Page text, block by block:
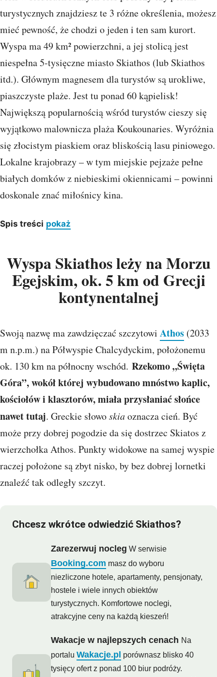
turystycznych znajdziesz te 3 różne określenia, możesz
mieć pewność, że chodzi o jeden i ten sam kurort.
Wyspa ma 49 km² powierzchni, a jej stolicą jest
niespełna 5-tysięczne miasto Skiathos (lub Skiathos
itd.). Głównym magnesem dla turystów są urokliwe,
piaszczyste plaże. Jest tu ponad 60 kąpielisk!
Największą popularnością wśród turystów cieszy się
wyjątkowo malownicza plaża Koukounaries. Wyróżnia
się złocistym piaskiem oraz bliskością lasu piniowego.
Lokalne krajobrazy – w tym miejskie pejzaże pełne
białych domków z niebieskimi okiennicami – powinni
doskonale znać miłośnicy kina.
Spis treści pokaż
Wyspa Skiathos leży na Morzu
Egejskim, ok. 5 km od Grecji
kontynentalnej
Swoją nazwę ma zawdzięczać szczytowi Athos (2033
m n.p.m.) na Półwyspie Chalcydyckim, położonemu
ok. 130 km na północny wschód. Rzekomo „Święta
Góra”, wokół której wybudowano mnóstwo kaplic,
kościołów i klasztorów, miała przysłaniać słońce
nawet tutaj. Greckie słowoskiaoznacza cień. Być
może przy dobrej pogodzie da się dostrzec Skiatos z
wierzchołka Athos. Punkty widokowe na samej wyspie
raczej położone są zbyt nisko, by bez dobrej lornetki
znaleźć tak odległy szczyt.
Chcesz wkrótce odwiedzić Skiathos?
Zarezerwuj nocleg W serwisie
Booking.com masz do wyboru
niezliczone hotele, apartamenty, pensjonaty,
hostele i wiele innych obiektów
turystycznych. Komfortowe noclegi,
atrakcyjne ceny na każdą kieszeń!
Wakacje w najlepszych cenach Na
portalu Wakacje.pl porównasz blisko 40
tysięcy ofert z ponad 100 biur podróży.